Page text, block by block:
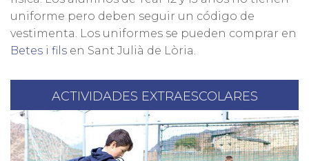
uniforme pero deben seguir un código de
vestimenta. Los uniformes se pueden comprar en
Betes i fils en Sant Julià de Lòria.
ACTIVIDADES EXTRAESCOLARES